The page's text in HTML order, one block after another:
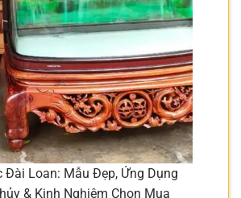
Đài Loan: Mẫu Đẹp, Ứng Dụng
& Kinh Nghiệm Chọn Mua